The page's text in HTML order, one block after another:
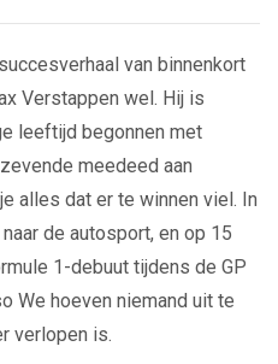
van binnenkort
Verstappen wel. Hij is
leeftijd begonnen met
meedeed aan
alles dat er te winnen viel. In
de autosport, en op 15
1-debuut tijdens de GP
We hoeven niemand uit te
verlopen is.